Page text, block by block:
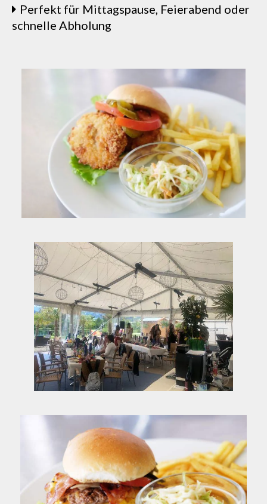
Perfekt für Mittagspause, Feierabend oder
schnelle Abholung